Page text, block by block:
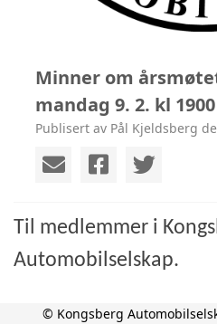
Minner om
mandag 9. 2. kl 1900
Publisert av Pål Kjeldsberg
Til medlemmer i
Automobilselskap.
© Kongsberg